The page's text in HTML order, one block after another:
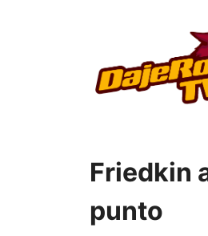
Friedkin
punto